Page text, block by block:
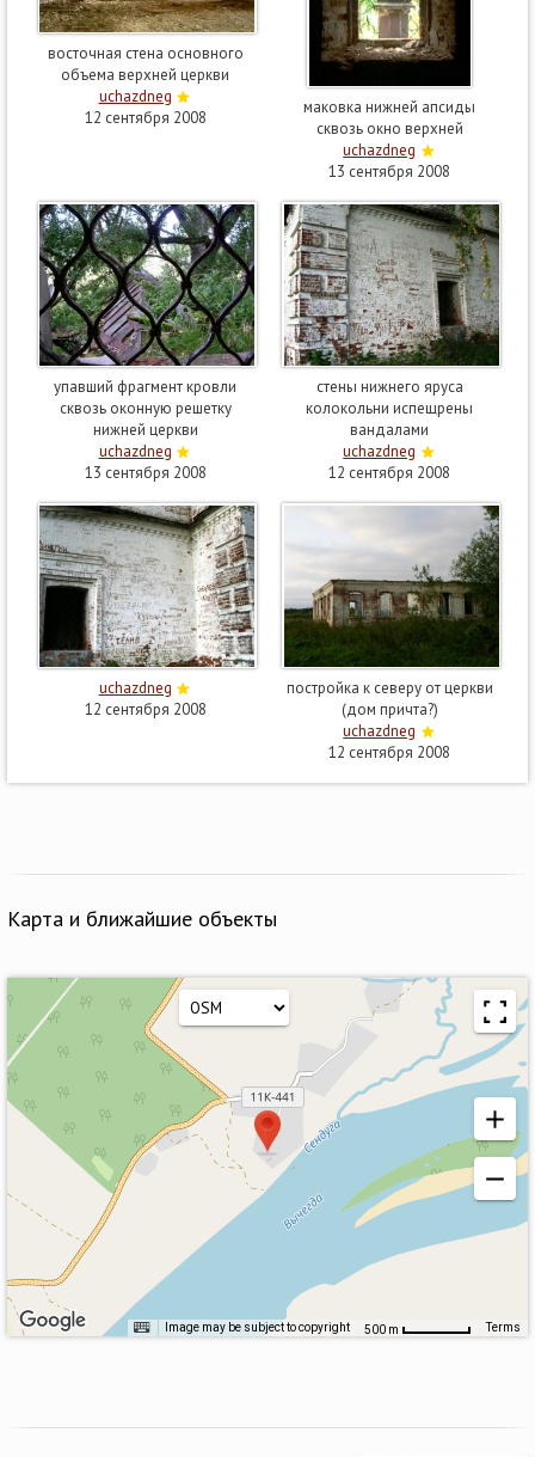
восточная стена основного
объема верхней церкви
uchazdneg
12 сентября 2008
маковка нижней апсиды
сквозь окно верхней
uchazdneg
13 сентября 2008
упавший фрагмент кровли
сквозь оконную решетку
нижней церкви
uchazdneg
13 сентября 2008
стены нижнего яруса
колокольни испещрены
вандалами
uchazdneg
12 сентября 2008
uchazdneg
12 сентября 2008
постройка к северу от церкви
(дом причта?)
uchazdneg
12 сентября 2008
Карта и ближайшие объекты
Image may be subject to copyright 500 m Terms